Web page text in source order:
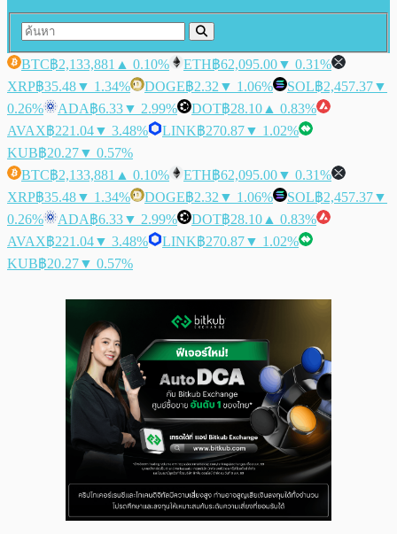
BTC฿2,133,881 ▲ 0.10% ETH฿62,095.00▼ 0.31%
XRP฿35.48▼ 1.34% DOGE฿2.32 ▼ 1.06% SOL฿2,457.37▼
0.26%
ADA฿6.33▼ 2.99% DOT฿28.10 ▲ 0.83%
AVAX฿221.04▼ 3.48% LINK฿270.87▼ 1.02%
KUB฿20.27▼ 0.57%
BTC฿2,133,881 ▲ 0.10% ETH฿62,095.00▼ 0.31%
XRP฿35.48▼ 1.34% DOGE฿2.32 ▼ 1.06% SOL฿2,457.37▼
0.26%
ADA฿6.33▼ 2.99% DOT฿28.10 ▲ 0.83%
AVAX฿221.04▼ 3.48% LINK฿270.87▼ 1.02%
KUB฿20.27▼ 0.57%